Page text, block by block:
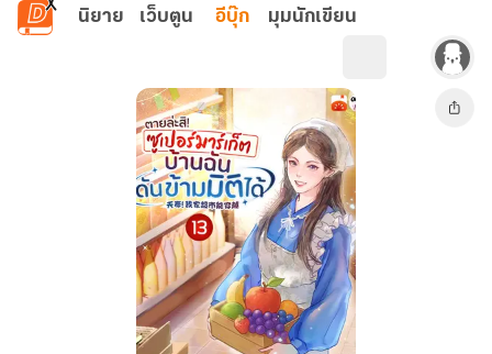
ข้ามไปยังเนื้อหาหลัก
นิยาย เว็บตูน อีบุ๊ก มุมนักเขียน